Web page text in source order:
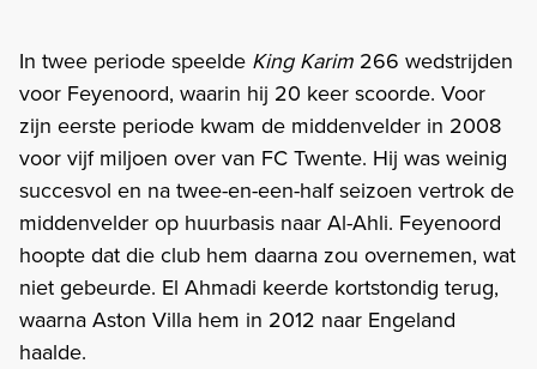
In twee periode speelde King Karim 266 wedstrijden
voor Feyenoord, waarin hij 20 keer scoorde. Voor
zijn eerste periode kwam de middenvelder in 2008
voor vijf miljoen over van FC Twente. Hij was weinig
succesvol en na twee-en-een-half seizoen vertrok de
middenvelder op huurbasis naar Al-Ahli. Feyenoord
hoopte dat die club hem daarna zou overnemen, wat
niet gebeurde. El Ahmadi keerde kortstondig terug,
waarna Aston Villa hem in 2012 naar Engeland
haalde.